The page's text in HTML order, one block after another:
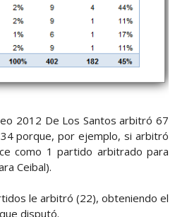
2012 De Los Santos arbitró 67
porque, por ejemplo, si arbitró
como 1 partido arbitrado para
Ceibal).
le arbitró (22), obteniendo el
disputó.